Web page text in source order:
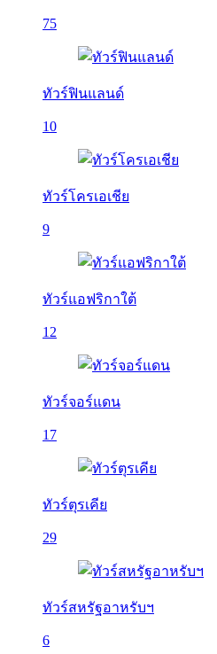
75
ทัวร์ฟินแลนด์
10
ทัวร์โครเอเชีย
9
ทัวร์แอฟริกาใต้
12
ทัวร์จอร์แดน
17
ทัวร์ตุรเคีย
29
ทัวร์สหรัฐอาหรับฯ
6